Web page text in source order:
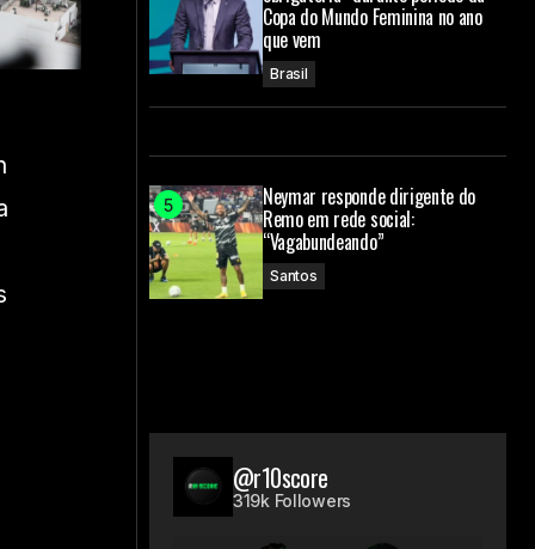
Copa do Mundo Feminina no ano
que vem
Brasil
Neymar responde dirigente do
Remo em rede social:
“Vagabundeando”
Santos
@r10score
319k Followers